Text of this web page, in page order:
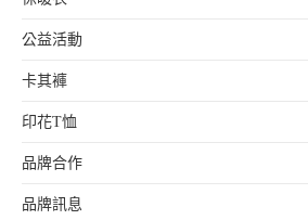
公益活動
卡其褲
印花T恤
品牌合作
品牌訊息